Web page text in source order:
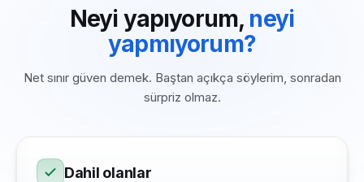
Neyi yapıyorum, neyi
yapmıyorum?
Net sınır güven demek. Baştan açıkça söylerim, sonradan
sürpriz olmaz.
Dahil olanlar